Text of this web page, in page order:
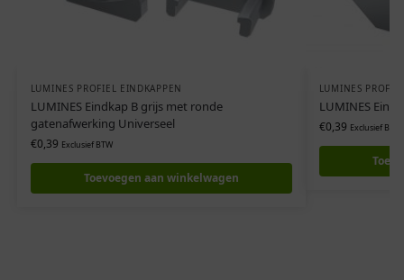
LUMINES PROFIEL EINDKAPPEN
LUMINES Eindkap B grijs met ronde
gatenafwerking Universeel
€0,39 Exclusief BTW
Toevoegen aan winkelwagen
LUMINES
LUMINES
€0,39 Exclusief BTW